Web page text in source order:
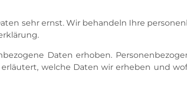
sehr ernst. Wir behandeln Ihre
Daten erhoben.
welche Daten wir erheben und